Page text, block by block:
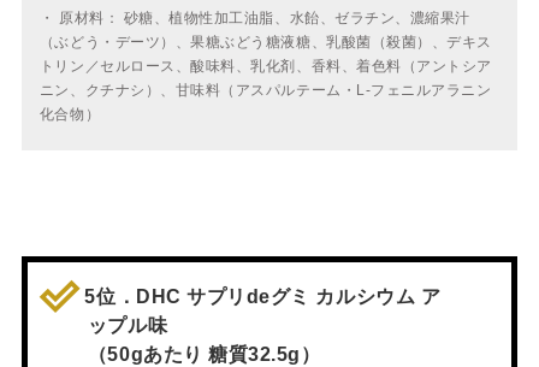
・
原材料： 砂糖、植物性加工油脂、水飴、ゼラチン、濃縮果汁
（ぶどう・デーツ）、果糖ぶどう糖液糖、乳酸菌（殺菌）、デキス
トリン／セルロース、酸味料、乳化剤、香料、着色料（アントシア
ニン、クチナシ）、甘味料（アスパルテーム・L-フェニルアラニン
化合物）
5位．DHC サプリdeグミ カルシウム ア
ップル味
（50gあたり 糖質32.5g）